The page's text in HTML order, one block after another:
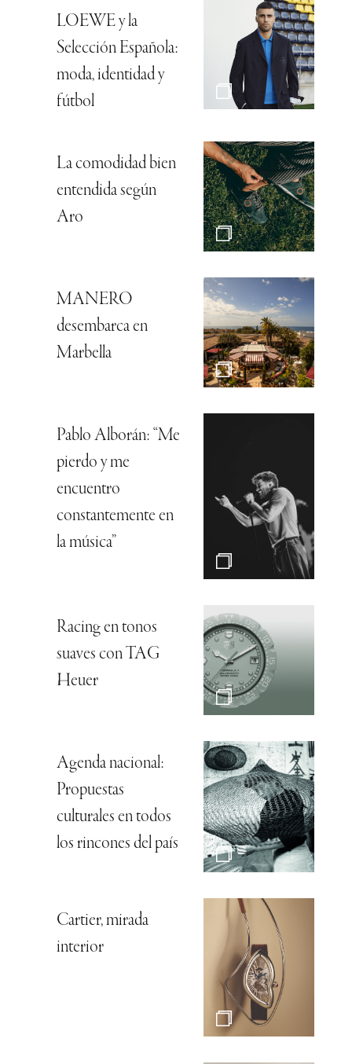
LOEWE y la
Selección Española:
moda, identidad y
fútbol
La comodidad bien
entendida según
Aro
MANERO
desembarca en
Marbella
Pablo Alborán: “Me
pierdo y me
encuentro
constantemente en
la música”
Racing en tonos
suaves con TAG
Heuer
Agenda nacional:
Propuestas
culturales en todos
los rincones del país
Cartier, mirada
interior